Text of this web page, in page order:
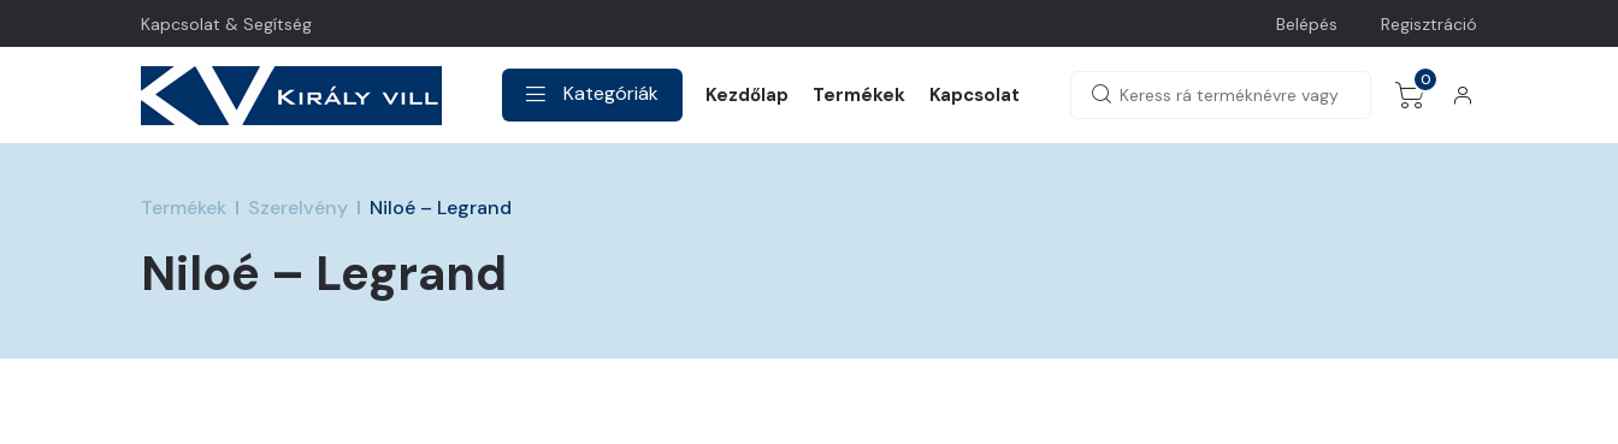
Kapcsolat & Segítség Belépés Regisztráció
Kategóriák Kezdőlap Termékek Kapcsolat
0
Termékek Szerelvény Niloé – Legrand
Niloé – Legrand